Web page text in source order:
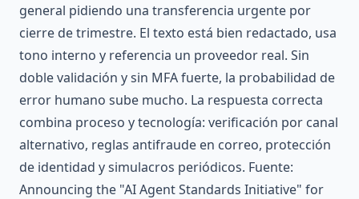
general pidiendo una transferencia urgente por
cierre de trimestre. El texto está bien redactado, usa
tono interno y referencia un proveedor real. Sin
doble validación y sin MFA fuerte, la probabilidad de
error humano sube mucho. La respuesta correcta
combina proceso y tecnología: verificación por canal
alternativo, reglas antifraude en correo, protección
de identidad y simulacros periódicos. Fuente:
Announcing the "AI Agent Standards Initiative" for